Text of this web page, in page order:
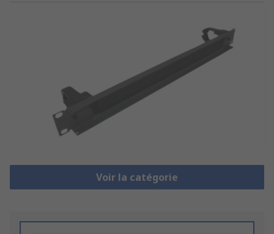
Voir la catégorie